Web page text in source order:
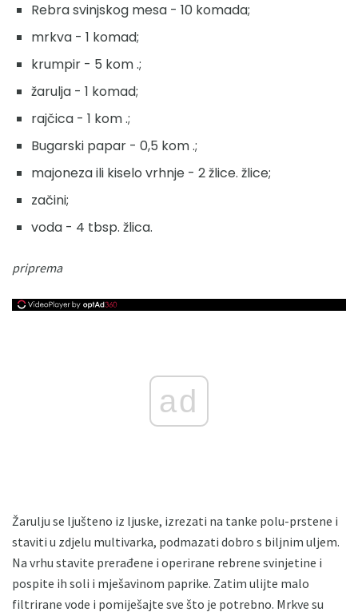
Rebra svinjskog mesa - 10 komada;
mrkva - 1 komad;
krumpir - 5 kom .;
žarulja - 1 komad;
rajčica - 1 kom .;
Bugarski papar - 0,5 kom .;
majoneza ili kiselo vrhnje - 2 žlice. žlice;
začini;
voda - 4 tbsp. žlica.
priprema
ad
Žarulju se ljušteno iz ljuske, izrezati na tanke polu-prstene i
staviti u zdjelu multivarka, podmazati dobro s biljnim uljem.
Na vrhu stavite prerađene i operirane rebrene svinjetine i
pospite ih soli i mješavinom paprike. Zatim ulijte malo
filtrirane vode i pomiješajte sve što je potrebno. Mrkve su